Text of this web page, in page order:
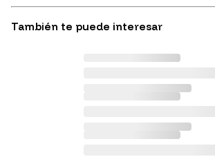
También te puede interesar